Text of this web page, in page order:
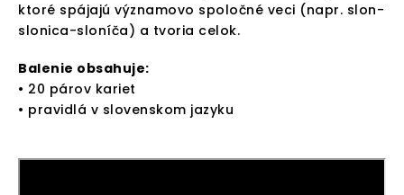
ktoré spájajú významovo spoločné veci (napr. slon-
slonica-sloníča) a tvoria celok.
Balenie obsahuje:
• 20 párov kariet
• pravidlá v slovenskom jazyku